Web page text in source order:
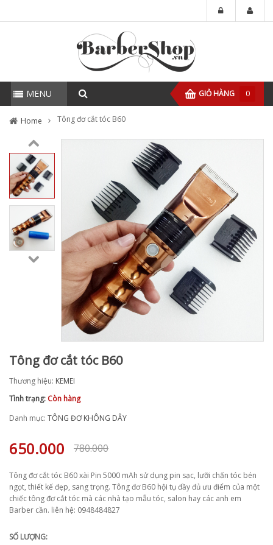
MENU GIỎ HÀNG 0
Home Tông đơ cắt tóc B60
Tông đơ cắt tóc B60
Thương hiệu: KEMEI
Tình trạng: Còn hàng
Danh mục: TÔNG ĐƠ KHÔNG DÂY
780.000
650.000
Tông đơ cắt tóc B60 xài Pin 5000 mAh sử dụng pin sạc, lưỡi chấn tóc bén
ngọt, thiết kế đẹp, sang trọng. Tông đơ B60 hội tụ đầy đủ ưu điểm của một
chiếc tông đơ cắt tóc mà các nhà tạo mẫu tóc, salon hay các anh em
Barber cần. liên hệ: 0948484827
SỐ LƯỢNG: